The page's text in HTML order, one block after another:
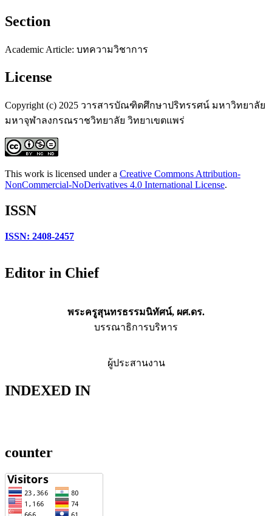
Section
Academic Article: บทความวิชาการ
License
Copyright (c) 2025 วารสารบัณฑิตศึกษาปริทรรศน์ มหาวิทยาลัย
มหาจุฬาลงกรณราชวิทยาลัย วิทยาเขตแพร่
This work is licensed under a Creative Commons Attribution-
NonCommercial-NoDerivatives 4.0 International License.
ISSN
ISSN: 2408-2457
Editor in Chief
พระครูสุนทรธรรมนิทัศน์, ผศ.ดร.
บรรณาธิการบริหาร
ผู้ประสานงาน
INDEXED IN
counter